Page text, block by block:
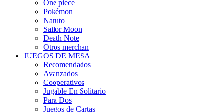
One piece
Pokémon
Naruto
Sailor Moon
Death Note
Otros merchan
JUEGOS DE MESA
Recomendados
Avanzados
Cooperativos
Jugable En Solitario
Para Dos
Juegos de Cartas